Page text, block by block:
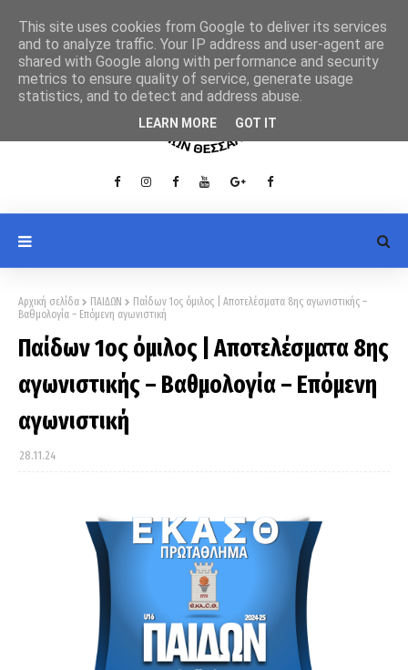
Αρχική σελίδα ΠΑΙΔΩΝ
Παίδων 1ος όμιλος | Αποτελέσματα 8ης αγωνιστικής –
Βαθμολογία – Επόμενη αγωνιστική
Παίδων 1ος όμιλος | Αποτελέσματα 8ης
αγωνιστικής – Βαθμολογία – Επόμενη
αγωνιστική
28.11.24
This site uses cookies from Google to deliver its services
and to analyze traffic. Your IP address and user-agent are
shared with Google along with performance and security
metrics to ensure quality of service, generate usage
statistics, and to detect and address abuse.
LEARN MORE GOT IT